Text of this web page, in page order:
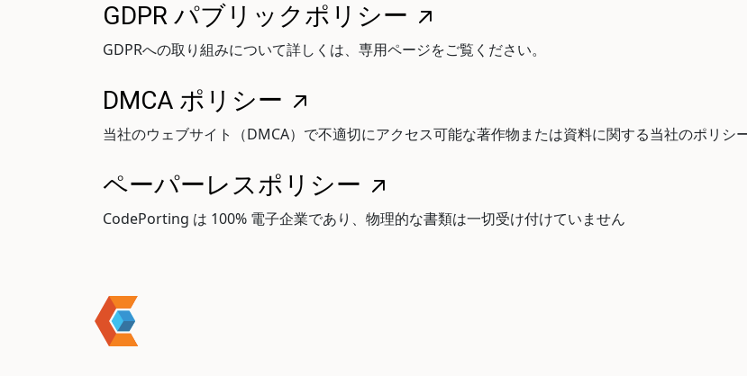
GDPR パブリックポリシー
GDPRへの取り組みについて詳しくは、専用ページをご覧ください。
DMCA ポリシー
当社のウェブサイト（DMCA）で不適切にアクセス可能な著作物または資料に関する当社のポリシ
ペーパーレスポリシー
CodePorting は 100% 電子企業であり、物理的な書類は一切受け付けていません